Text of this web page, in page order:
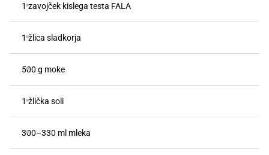
1 zavojček kislega testa FALA
1 žlica sladkorja
500 g moke
1 žlička soli
300–330 ml mleka